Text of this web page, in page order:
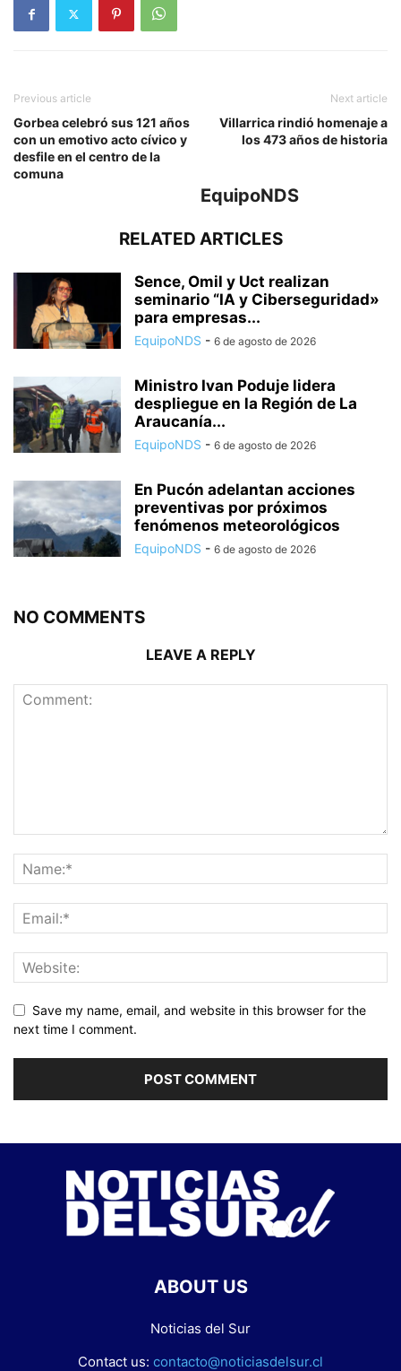
Previous article
Gorbea celebró sus 121 años
con un emotivo acto cívico y
desfile en el centro de la
comuna
Next article
Villarrica rindió homenaje a
los 473 años de historia
EquipoNDS
RELATED ARTICLES
Sence, Omil y Uct realizan
seminario “IA y Ciberseguridad»
para empresas...
EquipoNDS - 6 de agosto de 2026
Ministro Ivan Poduje lidera
despliegue en la Región de La
Araucanía...
EquipoNDS - 6 de agosto de 2026
En Pucón adelantan acciones
preventivas por próximos
fenómenos meteorológicos
EquipoNDS - 6 de agosto de 2026
NO COMMENTS
LEAVE A REPLY
Save my name, email, and website in this browser for the
next time I comment.
ABOUT US
Noticias del Sur
Contact us: contacto@noticiasdelsur.cl